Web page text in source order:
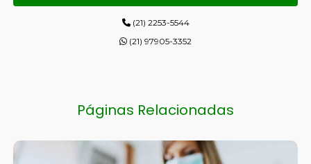
PGR
(21) 2253-5544
(21) 97905-3352
Páginas Relacionadas